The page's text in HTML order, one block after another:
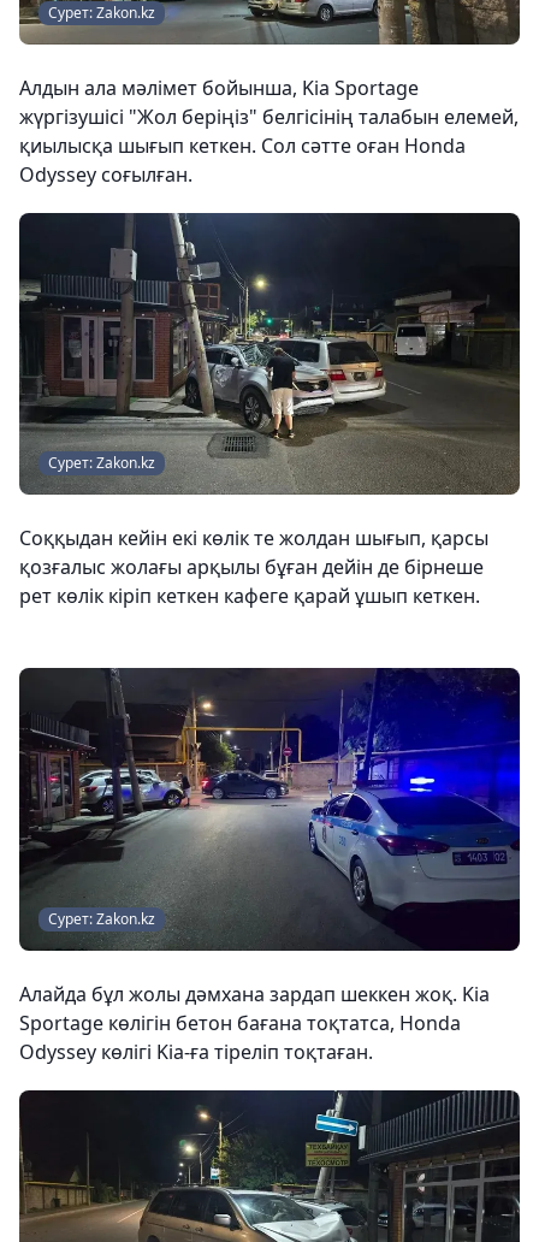
Сурет: Zakon.kz
Алдын ала мәлімет бойынша, Kia Sportage
жүргізушісі "Жол беріңіз" белгісінің талабын елемей,
қиылысқа шығып кеткен. Сол сәтте оған Honda
Odyssey соғылған.
Сурет: Zakon.kz
Соққыдан кейін екі көлік те жолдан шығып, қарсы
қозғалыс жолағы арқылы бұған дейін де бірнеше
рет көлік кіріп кеткен кафеге қарай ұшып кеткен.
Сурет: Zakon.kz
Алайда бұл жолы дәмхана зардап шеккен жоқ. Kia
Sportage көлігін бетон бағана тоқтатса, Honda
Odyssey көлігі Kia-ға тіреліп тоқтаған.